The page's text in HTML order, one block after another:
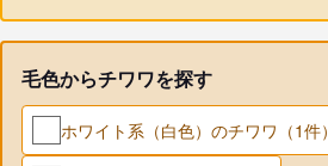
毛色からチワワを探す
ホワイト系（白色）のチワワ（1件）